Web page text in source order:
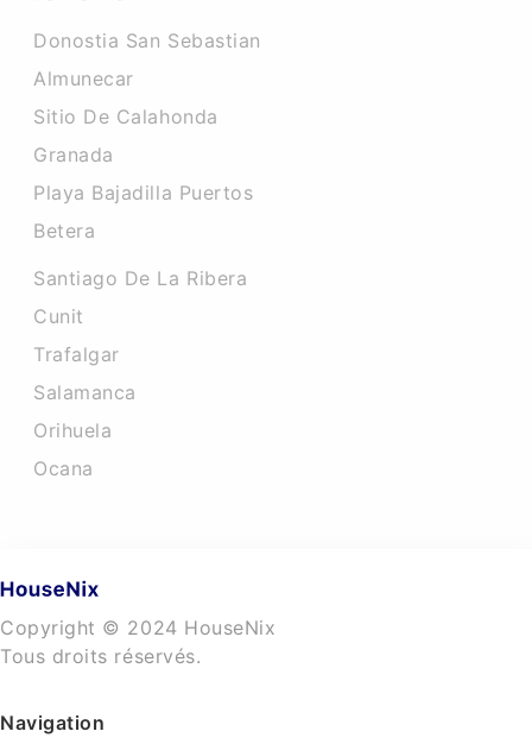
Donostia San Sebastian
Almunecar
Sitio De Calahonda
Granada
Playa Bajadilla Puertos
Betera
Santiago De La Ribera
Cunit
Trafalgar
Salamanca
Orihuela
Ocana
Copyright © 2024 HouseNix
Tous droits réservés.
Navigation